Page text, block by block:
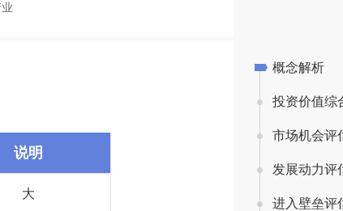
说明
大
概念解析
投资价值综
市场机会评
发展动力评
进入壁垒评